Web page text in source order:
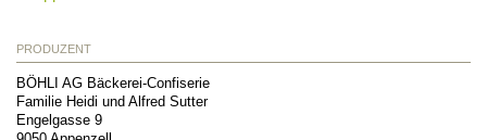
PRODUZENT
BÖHLI AG Bäckerei-Confiserie
Familie Heidi und Alfred Sutter
Engelgasse 9